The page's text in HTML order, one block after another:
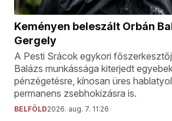
Keményen beleszált Orbán
Gergely
A Pesti Srácok egykori
Balázs munkássága kiterjedt
pénzégetésre, kínosan üres
permanens zsebhokizásra is.
BELFÖLD2026. aug. 7. 11:26